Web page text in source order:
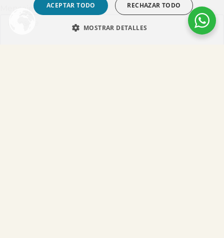
ACEPTAR TODO RECHAZAR TODO
MOSTRAR DETALLES